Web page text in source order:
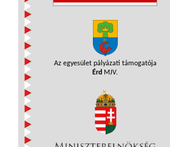
Az egyesület pályázati támogatója
Érd MJV.